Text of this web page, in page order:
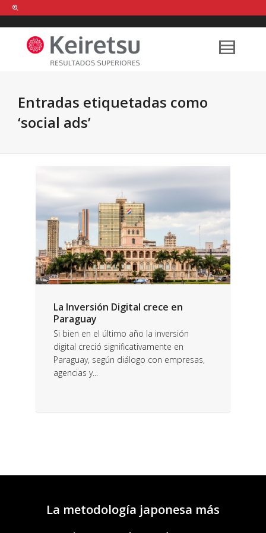
Help me Dante! I'm looking for new
shirts in a size medium
that cost
between £ . Show me all the
Entradas etiquetadas como
‘social ads’
La Inversión Digital crece en
Paraguay
Si bien en el último año la inversión
digital creció significativamente en
Paraguay, según diálogo con empresas,
agencias y...
La metodología japonesa más